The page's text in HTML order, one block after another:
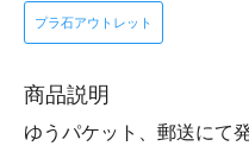
プラ石アウトレット
商品説明
ゆうパケット、郵送にて